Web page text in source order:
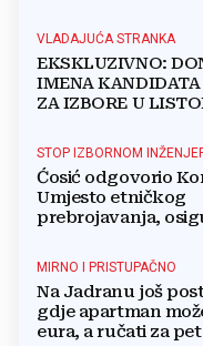
VLADAJUĆA STRANKA
EKSKLUZIVNO:
IMENA
ZA IZBORE U
STOP IZBORNOM
Ćosić odgovorio
Umjesto etničkog
prebrojavanja,
MIRNO I PRISTUPAČNO
Na Jadranu još
gdje apartman
eura, a ručati za pet